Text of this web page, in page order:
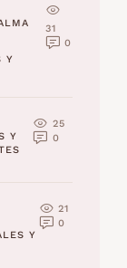
Y
31
0
Y
25
0
Y
21
0